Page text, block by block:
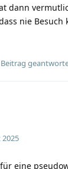
dann
nie Besuch
2025
eine